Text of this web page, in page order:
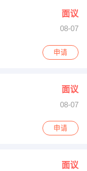
面议
08-07
申请
面议
08-07
申请
面议